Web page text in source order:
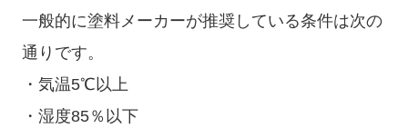
一般的に塗料メーカーが推奨している条件は次の
通りです。
・気温5℃以上
・湿度85％以下